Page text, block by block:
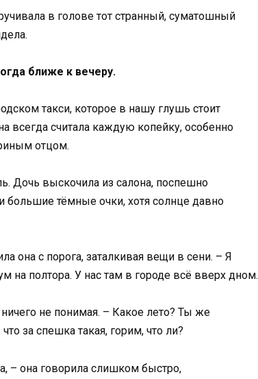
в голове тот странный, суматошный
ближе к вечеру.
такси, которое в нашу глушь стоит
всегда считала каждую копейку, особенно
отцом.
Дочь выскочила из салона, поспешно
тёмные очки, хотя солнце давно
она с порога, заталкивая вещи в сени. – Я
на полтора. У нас там в городе всё вверх дном.
не понимая. – Какое лето? Ты же
за спешка такая, горим, что ли?
– она говорила слишком быстро,